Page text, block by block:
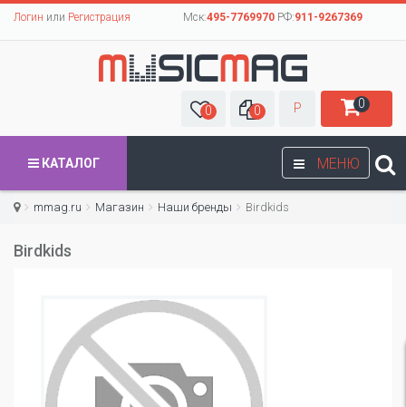
Логин или Регистрация Мск:495-7769970РФ:911-9267369
0 0 Р 0
МЕНЮ
КАТАЛОГ
mmag.ru Магазин Наши бренды Birdkids
Birdkids